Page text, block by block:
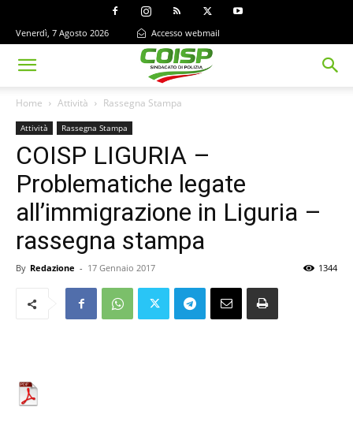
Venerdì, 7 Agosto 2026 Accesso webmail
Home Attività Rassegna Stampa
Attività Rassegna Stampa
COISP LIGURIA –
Problematiche legate
all’immigrazione in Liguria –
rassegna stampa
By Redazione - 17 Gennaio 2017 1344